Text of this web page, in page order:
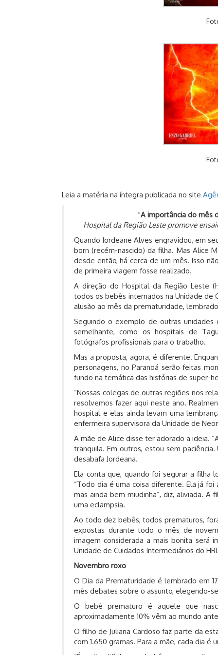
Leia a matéria na íntegra publicada no site
“A importância do mês
Hospital da Região Leste promove
Quando Jordeane Alves engravidou, em
born (recém-nascido) da filha. Mas Alice
desde então, há cerca de um mês. Isso
de primeira viagem fosse realizado.
A direção do Hospital da Região Leste
todos os bebês internados na Unidade de
alusão ao mês da prematuridade,
Seguindo o exemplo de outras
semelhante, como os hospitais de
fotógrafos profissionais para o trabalho.
Mas a proposta, agora, é diferente.
personagens, no Paranoá serão feitas
fundo na temática das histórias de super-
“Nossas colegas de outras regiões nos
resolvemos fazer aqui neste ano.
hospital e elas ainda levam uma
enfermeira supervisora da Unidade de
A mãe de Alice disse ter adorado a ideia.
tranquila. Em outros, estou sem
desabafa Jordeana.
Ela conta que, quando foi segurar a filha
“Todo dia é uma coisa diferente. Ela já
mas ainda bem miudinha”, diz, aliviada. A
uma eclampsia.
Ao todo dez bebês, todos prematuros,
expostas durante todo o mês de
imagem considerada a mais bonita será
Unidade de Cuidados Intermediários do
Novembro roxo
O Dia da Prematuridade é lembrado em
mês debates sobre o assunto, elegendo-
O bebê prematuro é aquele que
aproximadamente 10% vêm ao mundo
O filho de Juliana Cardoso faz parte da
com 1.650 gramas. Para a mãe, cada dia é